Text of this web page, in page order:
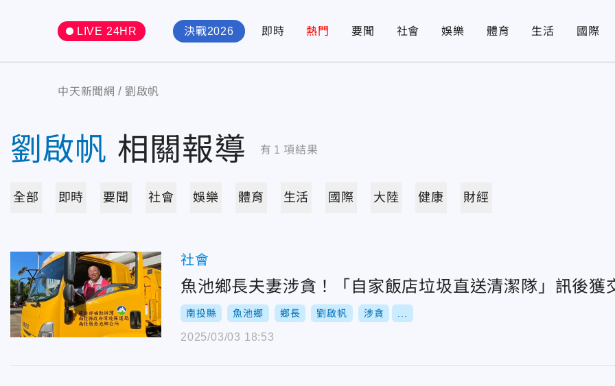
LIVE 24HR 決戰2026 即時 熱門 要聞 社會 娛樂 體育 生活 國際
中天新聞網 劉啟帆
劉啟帆 相關報導 有 1 項結果
全部 即時 要聞 社會 娛樂 體育 生活 國際 大陸 健康 財經
社會
魚池鄉長夫妻涉貪！「自家飯店垃圾直送清潔隊」訊後獲
南投縣 魚池鄉 鄉長 劉啟帆 涉貪
2025/03/03 18:53